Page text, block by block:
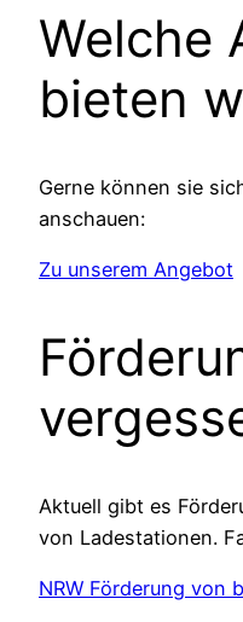
Welche
bieten
Gerne können sie
anschauen:
Zu unserem Angebot
Aktuell gibt es
von Ladestationen.
NRW Förderung von